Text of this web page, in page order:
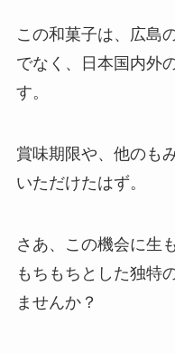
この和菓子は、広島
でなく、日本国内外
す。
賞味期限や、他のも
いただけたはず。
さあ、この機会に生
もちもちとした独特
ませんか？